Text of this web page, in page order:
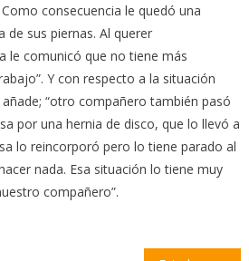
consecuencia le quedó una
de sus piernas. Al querer
le comunicó que no tiene más
Y con respecto a la situación
“otro compañero también pasó
por una hernia de disco, que lo llevó a
lo reincorporó pero lo tiene parado al
nada. Esa situación lo tiene muy
compañero”.